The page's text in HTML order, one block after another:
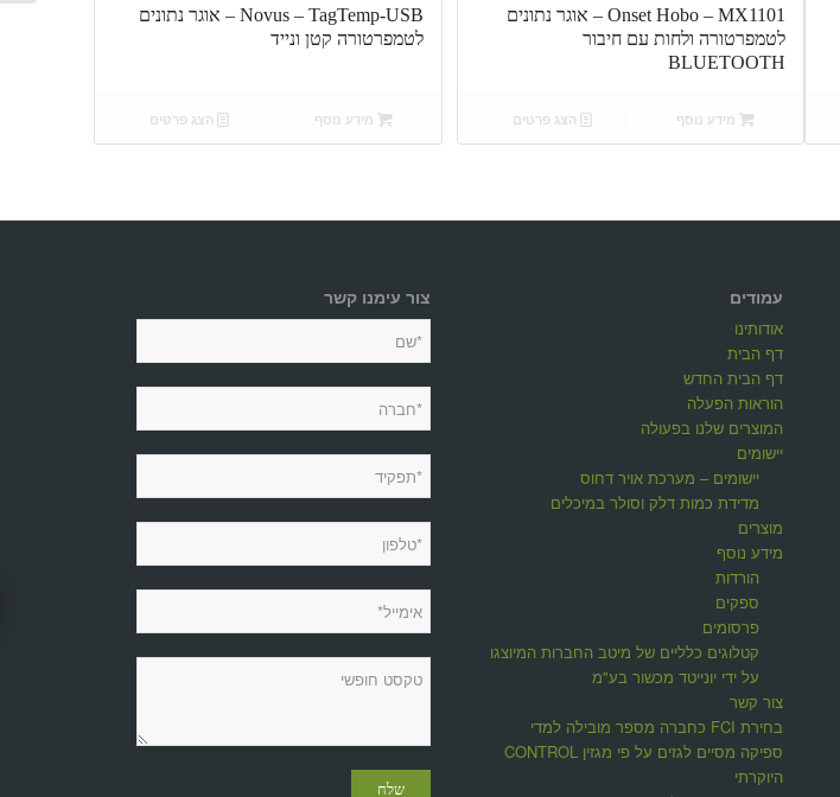
Onset Hobo – MX1101 – אוגר נתונים
לטמפרטורה ולחות עם חיבור
BLUETOOTH
מידע נוסף הצג פרטים
Novus – TagTemp-USB – אוגר נתונים
לטמפרטורה קטן ונייד
מידע נוסף הצג פרטים
צור עימנו קשר עמודים
אודותינו
דף הבית
דף הבית החדש
הוראות הפעלה
המוצרים שלנו בפעולה
יישומים
יישומים – מערכת אויר דחוס
מדידת כמות דלק וסולר במיכלים
מוצרים
מידע נוסף
הורדות
ספקים
פרסומים
קטלוגים כלליים של מיטב החברות המיוצגות
על ידי יונייטד מכשור בע"מ
צור קשר
בחירת FCI כחברה מספר מובילה למדי
ספיקה מסיים לגזים על פי מגזין CONTROL
היוקרתי